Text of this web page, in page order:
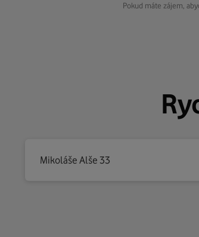
Pokud máte zájem,
Mikoláše Alše 33